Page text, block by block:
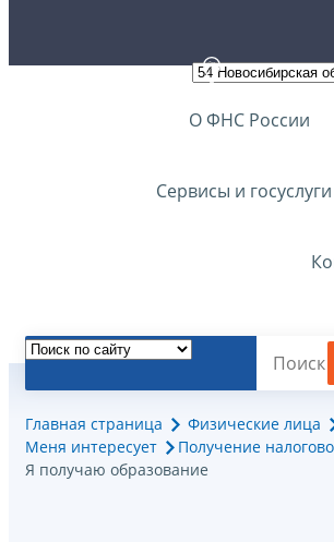
О ФНС России
Сервисы и госуслуги
Главная страница
Физические лица
Меня интересует
Получение
Я получаю образование